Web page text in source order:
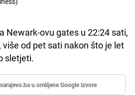
Newark-ovu gates u 22:24 sati,
od pet sati nakon što je let
sletjeti.
u omiljene Google izvore